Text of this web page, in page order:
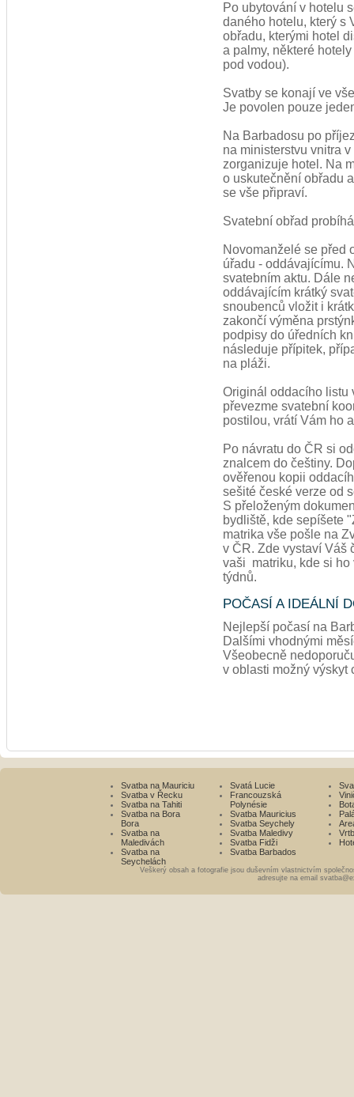
Po ubytování v hotelu
daného hotelu, který s
obřadu, kterými hotel
a palmy, některé
pod vodou).
Svatby se konají ve
Je povolen pouze
Na Barbadosu po
na ministerstvu vnitra
zorganizuje hotel. Na
o uskutečnění obřadu
se vše připraví.
Svatební obřad
Novomanželé se před
úřadu - oddávajícímu.
svatebním aktu. Dále
oddávajícím krátký
snoubenců vložit i
zakončí výměna
podpisy do úředních
následuje přípitek,
na pláži.
Originál oddacího listu
převezme svatební
postilou, vrátí Vám ho
Po návratu do ČR si
znalcem do češtiny.
ověřenou kopii
sešité české verze od
S přeloženým
bydliště, kde sepíšete
matrika vše pošle na
v ČR. Zde vystaví Váš
vaši matriku, kde si ho
týdnů.
POČASÍ A IDEÁLNÍ
Nejlepší počasí na
Dalšími vhodnými
Všeobecně
v oblasti možný výskyt
Svatba na Mauriciu
Svatba v Řecku
Svatba na Tahiti
Svatba na Bora
Bora
Svatba na
Maledivách
Svatba na
Seychelách
Svatá Lucie
Francouzská
Polynésie
Svatba Mauricius
Svatba Seychely
Svatba Maledivy
Svatba Fidži
Svatba Barbados
Veškerý obsah a fotografie jsou duševním vlastnictvím
adresujte na email